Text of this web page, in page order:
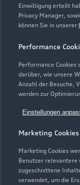
Einwilligung erteilt
Privacy Manager,
können Sie in unserer
Performance
Performance
darüber, wie unsere
Anzahl der Besuche,
werden zur
Einstellungen
Marketing Cookies
Marketing Cookies
Benutzer relevantere
zugeschnittene
verwendet, um die
Einzelabnehmer
Junge
(AMF) oder Audi
einem Fahrzeugalter
werden.
Mietfahrzeuge der
externe
unter https://
Audi
Werksdienstwagen
Bedingungen der